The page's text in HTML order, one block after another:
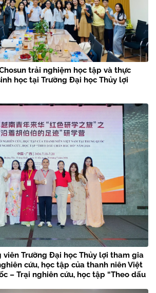
trải nghiệm học tập và thực
học tại Trường Đại học Thủy lợi
viên Trường Đại học Thủy lợi tham gia
cứu, học tập của thanh niên Việt
– Trại nghiên cứu, học tập “Theo dấu